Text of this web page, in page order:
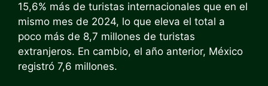
15,6% más de turistas internacionales que en el
mismo mes de 2024, lo que eleva el total a
poco más de 8,7 millones de turistas
extranjeros. En cambio, el año anterior, México
registró 7,6 millones.